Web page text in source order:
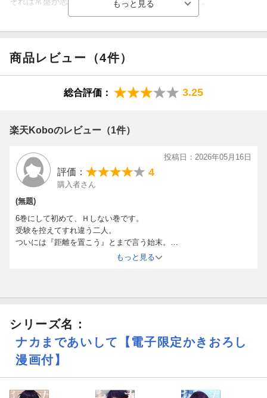
商品レビュー（4件）
総合評価： 3.25
楽天Koboのレビュー（1件）
投稿日：2026年05月16日
評価： 4
購入者さん
(無題)
6巻にして初めて、Ｈしない巻です。
受験を控えてすれ違う二人。
ついには『距離を置こう』とまで言う始末。
常盤は圧倒的に言葉が足りない…汗
もっと見る
シリーズ名：
ナカまであいして【電子限定かきおろし
漫画付】